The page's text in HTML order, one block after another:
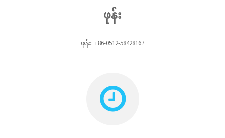
ဖုန်း
ဖုန်း: +86-0512-58428167